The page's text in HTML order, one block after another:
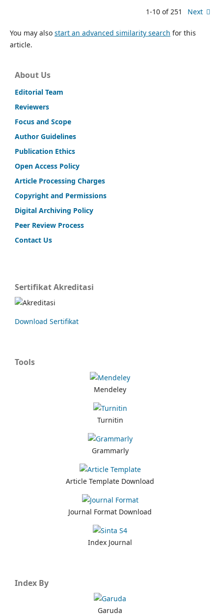
1-10 of 251 Next
You may also start an advanced similarity search for this
article.
About Us
Editorial Team
Reviewers
Focus and Scope
Author Guidelines
Publication Ethics
Open Access Policy
Article Processing Charges
Copyright and Permissions
Digital Archiving Policy
Peer Review Process
Contact Us
Sertifikat Akreditasi
Download Sertifikat
Tools
Mendeley
Turnitin
Grammarly
Article Template Download
Journal Format Download
Index Journal
Index By
Garuda